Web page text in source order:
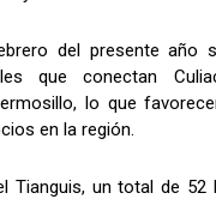
del presente año
que conectan
lo que
en la región.
Tianguis, un total de 52